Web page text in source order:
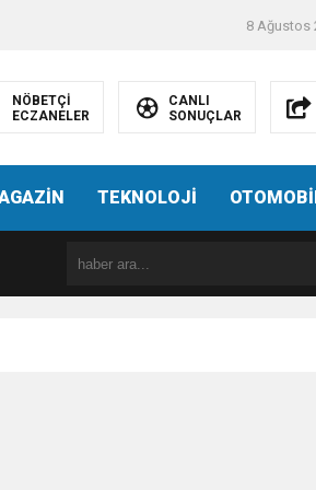
8 Ağustos
NÖBETÇİ
ECZANELER
CANLI
SONUÇLAR
TEKNOLOJİ